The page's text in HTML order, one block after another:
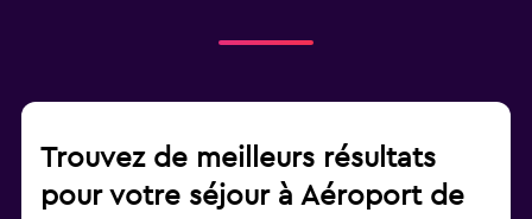
Trouvez de meilleurs résultats
pour votre séjour à Aéroport de